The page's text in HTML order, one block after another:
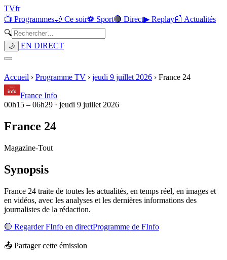
TVfr
📺 Programmes🌙 Ce soir⚽ Sport🔴 Direct▶ Replay📰 Actualités
🔍
🌙 EN DIRECT
Accueil › Programme TV › jeudi 9 juillet 2026 › France 24
France Info
00h15 – 06h29 · jeudi 9 juillet 2026
France 24
Magazine-Tout
Synopsis
France 24 traite de toutes les actualités, en temps réel, en images et
en vidéos, avec les analyses et les dernières informations des
journalistes de la rédaction.
🔴 RegarderFInfo en directProgramme de FInfo
📤 Partager cette émission